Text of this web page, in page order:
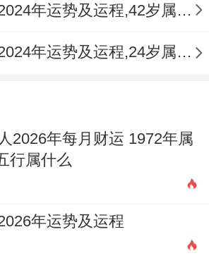
沟通不畅；家人属兔，卯午
，关系别扭又难以割舍，此
锁作用，受到太岁星作用，
。
北方位（岁破方）妥善布
深色物件，以水之气缓解全
行调候之效。
1982年属狗女2024年运势及运程,42岁属狗人2024全年每月运势女性如何
2000年属龙女2024年运势及运程,24岁属龙人2024全年每月运势女性如何
2026年每月财运 1972年属
行属什么
年运势及运程